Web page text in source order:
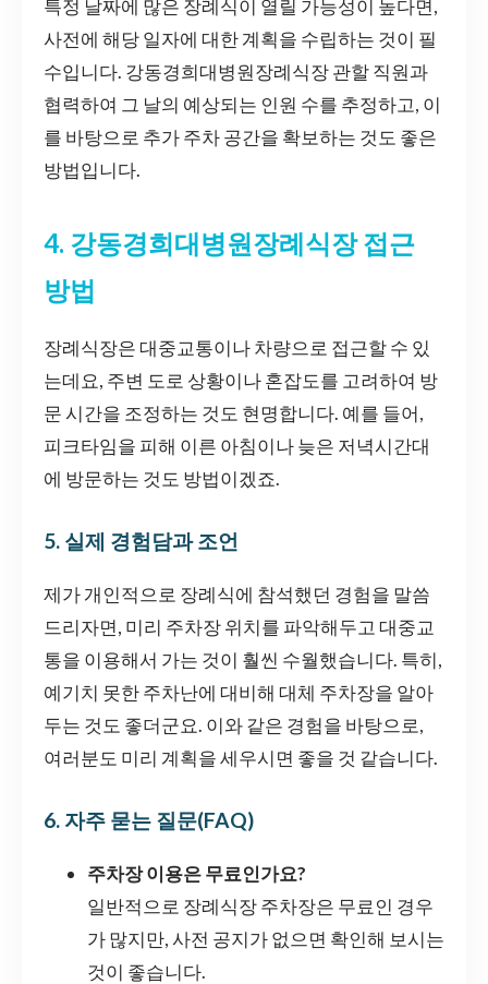
특정 날짜에 많은 장례식이 열릴 가능성이 높다면,
사전에 해당 일자에 대한 계획을 수립하는 것이 필
수입니다. 강동경희대병원장례식장 관할 직원과
협력하여 그 날의 예상되는 인원 수를 추정하고, 이
를 바탕으로 추가 주차 공간을 확보하는 것도 좋은
방법입니다.
4. 강동경희대병원장례식장 접근
방법
장례식장은 대중교통이나 차량으로 접근할 수 있
는데요, 주변 도로 상황이나 혼잡도를 고려하여 방
문 시간을 조정하는 것도 현명합니다. 예를 들어,
피크타임을 피해 이른 아침이나 늦은 저녁시간대
에 방문하는 것도 방법이겠죠.
5. 실제 경험담과 조언
제가 개인적으로 장례식에 참석했던 경험을 말씀
드리자면, 미리 주차장 위치를 파악해두고 대중교
통을 이용해서 가는 것이 훨씬 수월했습니다. 특히,
예기치 못한 주차난에 대비해 대체 주차장을 알아
두는 것도 좋더군요. 이와 같은 경험을 바탕으로,
여러분도 미리 계획을 세우시면 좋을 것 같습니다.
6. 자주 묻는 질문(FAQ)
주차장 이용은 무료인가요?
일반적으로 장례식장 주차장은 무료인 경우
가 많지만, 사전 공지가 없으면 확인해 보시는
것이 좋습니다.